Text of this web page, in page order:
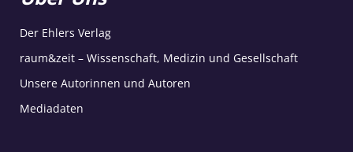
Der Ehlers Verlag
raum&zeit – Wissenschaft, Medizin und Gesellschaft
Unsere Autorinnen und Autoren
Mediadaten